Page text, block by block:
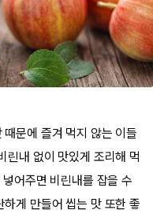
문에 즐겨 먹지 않는 이들
린내 없이 맛있게 조리해 먹
어주면 비린내를 잡을 수
게 만들어 씹는 맛 또한 좋